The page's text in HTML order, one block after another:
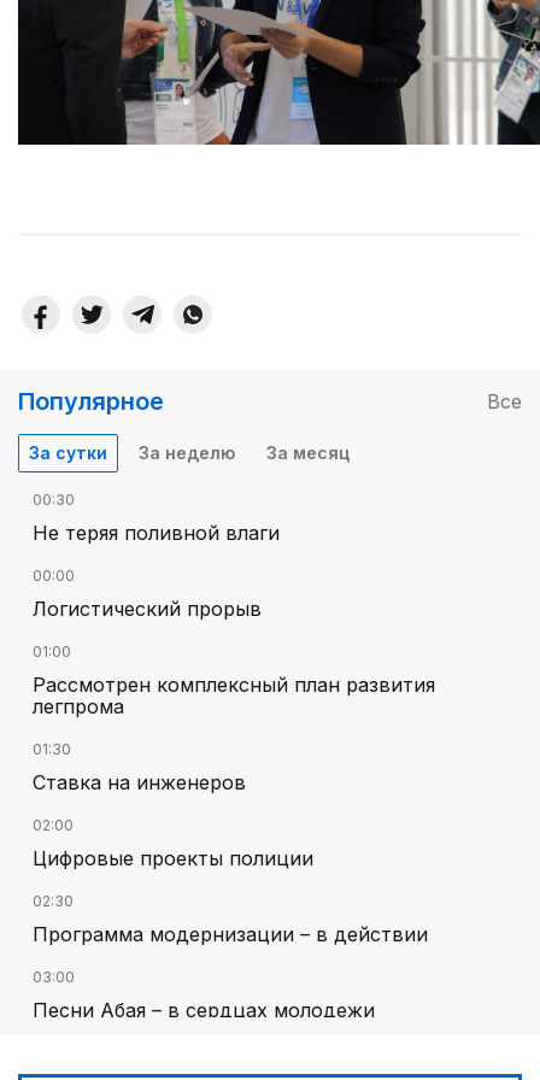
Популярное Все
За сутки За неделю За месяц
00:30
Не теряя поливной влаги
00:00
Логистический прорыв
01:00
Рассмотрен комплексный план развития
легпрома
01:30
Ставка на инженеров
02:00
Цифровые проекты полиции
02:30
Программа модернизации – в действии
03:00
Песни Абая – в сердцах молодежи